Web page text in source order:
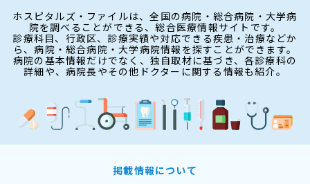
ホスピタルズ・ファイルは、全国の病院・総合病院・大学病
院を調べることができる、総合医療情報サイトです。
診療科目、行政区、診療実績や対応できる疾患・治療などか
ら、病院・総合病院・大学病院情報を探すことができます。
病院の基本情報だけでなく、独自取材に基づき、各診療科の
詳細や、病院長やその他ドクターに関する情報も紹介。
掲載情報について